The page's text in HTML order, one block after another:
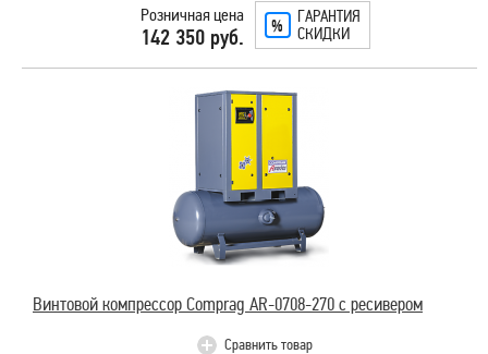
Розничная цена
142 350 руб.
ГАРАНТИЯ
СКИДКИ
Винтовой компрессор Comprag AR-0708-270 с ресивером
Сравнить товар